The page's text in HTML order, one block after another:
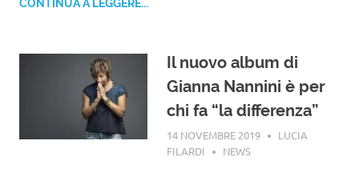
CONTINUA A LEGGERE...
Il nuovo album di
Gianna Nannini è per
chi fa “la differenza”
14 NOVEMBRE 2019
LUCIA
FILARDI
NEWS